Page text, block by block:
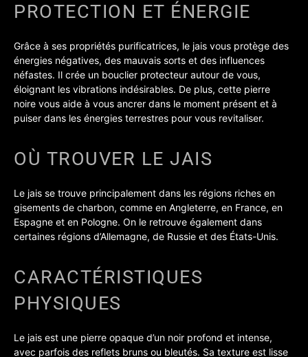
PROTECTION ET ÉNERGIE
Grâce à ses propriétés purificatrices, le jais vous protège des
énergies négatives, des mauvais sorts et des influences
néfastes. Il crée un bouclier protecteur autour de vous,
éloignant les vibrations indésirables. De plus, cette pierre
noire vous aide à vous ancrer dans le moment présent et à
puiser dans les énergies terrestres pour vous revitaliser.
OÙ TROUVER LE JAIS
Le jais se trouve principalement dans les régions riches en
gisements de charbon, comme en Angleterre, en France, en
Espagne et en Pologne. On le retrouve également dans
certaines régions d’Allemagne, de Russie et des États-Unis.
CARACTÉRISTIQUES
PHYSIQUES
Le jais est une pierre opaque d’un noir profond et intense,
avec parfois des reflets bruns ou bleutés. Sa texture est lisse